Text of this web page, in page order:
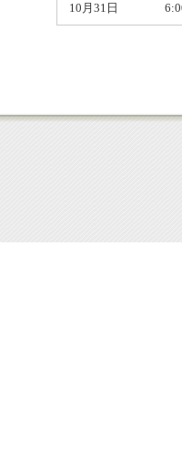
10月31日